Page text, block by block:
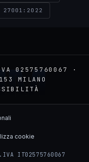
27001:2022
02575760067 ·
MILANO
cookie
IT02575760067